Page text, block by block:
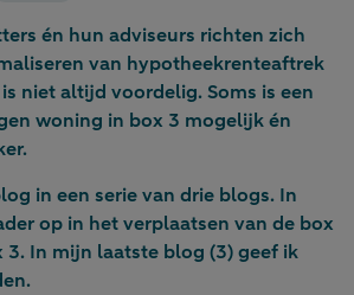
én hun adviseurs richten zich
van hypotheekrenteaftrek
niet altijd voordelig. Soms is een
woning in box 3 mogelijk én
in een serie van drie blogs. In
op in het verplaatsen van de box
3. In mijn laatste blog (3) geef ik